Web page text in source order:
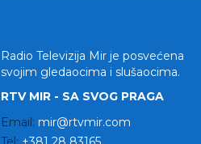
Radio Televizija Mir je posvećena
svojim gledaocima i slušaocima.
RTV MIR - SA SVOG PRAGA
Email: mir@rtvmir.com